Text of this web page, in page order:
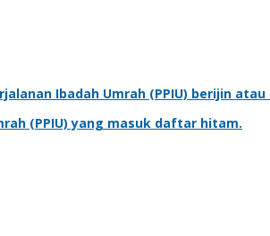
Ibadah Umrah (PPIU) berijin
(PPIU) yang masuk daftar hitam.